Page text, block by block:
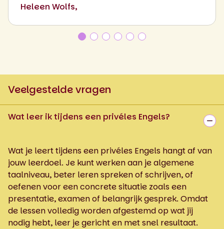
Heleen Wolfs,
Veelgestelde vragen
Wat leer ik tijdens een privéles Engels?
Wat je leert tijdens een privéles Engels hangt af van
jouw leerdoel. Je kunt werken aan je algemene
taalniveau, beter leren spreken of schrijven, of
oefenen voor een concrete situatie zoals een
presentatie, examen of belangrijk gesprek. Omdat
de lessen volledig worden afgestemd op wat jij
nodig hebt, leer je gericht en met snel resultaat.